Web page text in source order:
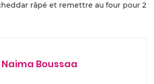
râpé et remettre au four pour 2
Naima Boussaa